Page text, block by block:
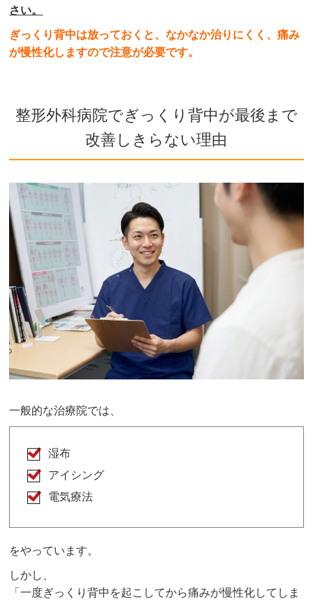
さい。
ぎっくり背中は放っておくと、なかなか治りにくく、痛み
が慢性化しますので注意が必要です。
整形外科病院でぎっくり背中が最後まで
改善しきらない理由
一般的な治療院では、
湿布
アイシング
電気療法
をやっています。
しかし、
「一度ぎっくり背中を起こしてから痛みが慢性化してしま